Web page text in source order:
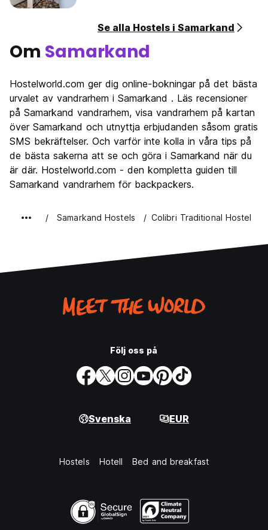
Se alla Hostels i Samarkand
Om Samarkand
Hostelworld.com ger dig online-bokningar på det bästa
urvalet av vandrarhem i Samarkand . Läs recensioner
på Samarkand vandrarhem, visa vandrarhem på kartan
över Samarkand och utnyttja erbjudanden såsom gratis
SMS bekräftelser. Och varför inte kolla in våra tips på
de bästa sakerna att se och göra i Samarkand när du
är där. Hostelworld.com - den kompletta guiden till
Samarkand vandrarhem för backpackers.
Samarkand Hostels Colibri Traditional Hostel
Följ oss på
Svenska EUR
Hostels Hotell Bed and breakfast